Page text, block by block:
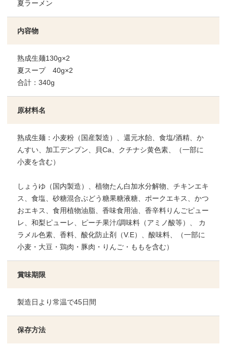
夏ラーメン
内容物
熟成生麺130g×2
夏スープ 40g×2
合計：340g
原材料名
熟成生麺：小麦粉（国産製造）、還元水飴、食塩/酒精、か
んすい、加工デンプン、貝Ca、クチナシ黄色素、（一部に
小麦を含む）
しょうゆ（国内製造）、植物たん白加水分解物、チキンエキ
ス、食塩、砂糖混合ぶどう糖果糖液糖、ポークエキス、かつ
おエキス、食用植物油脂、香味食用油、香辛料りんごピュー
レ、和梨ピューレ、ピーチ果汁/調味料（アミノ酸等）、 カ
ラメル色素、香料、酸化防止剤（V.E）、酸味料、（一部に
小麦・大豆・鶏肉・豚肉・りんご・ももを含む）
賞味期限
製造日より常温で45日間
保存方法